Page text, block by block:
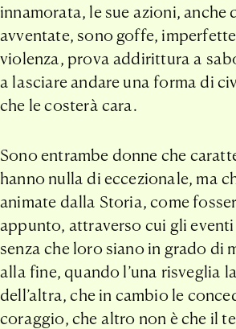
innamorata, le sue azioni, anche
avventate, sono goffe,
violenza, prova addirittura a
a lasciare andare una forma di
che le costerà cara.
Sono entrambe donne che
hanno nulla di eccezionale, ma
animate dalla Storia, come
appunto, attraverso cui gli
senza che loro siano in grado di
alla fine, quando l’una risveglia
dell’altra, che in cambio le
coraggio, che altro non è che il